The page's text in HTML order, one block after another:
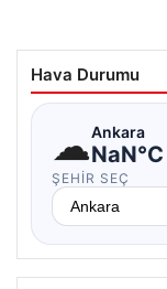
Hava Durumu
☁Ankara
NaN°C
ŞEHIR SEÇ